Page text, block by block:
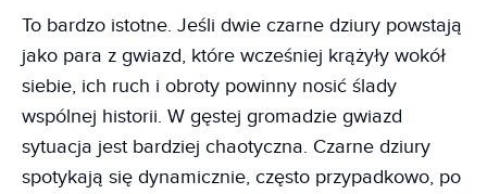
To bardzo istotne. Jeśli dwie czarne dziury powstają
jako para z gwiazd, które wcześniej krążyły wokół
siebie, ich ruch i obroty powinny nosić ślady
wspólnej historii. W gęstej gromadzie gwiazd
sytuacja jest bardziej chaotyczna. Czarne dziury
spotykają się dynamicznie, często przypadkowo, po